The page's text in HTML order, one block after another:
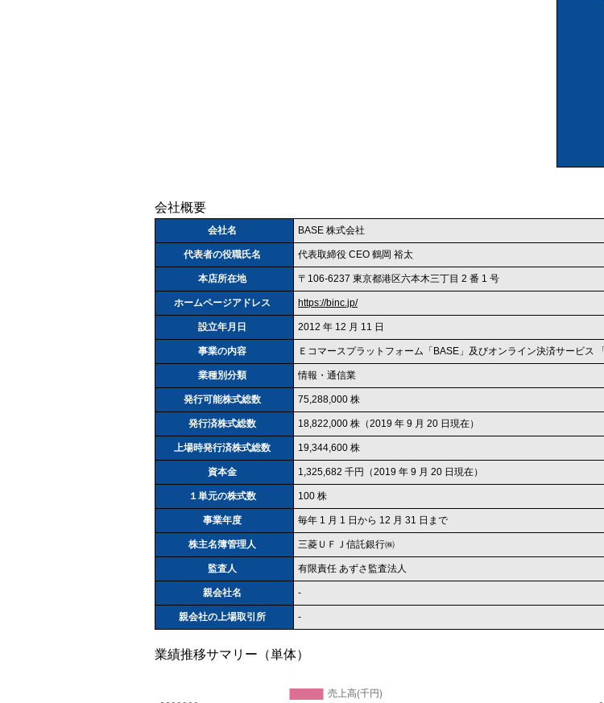
会社概要
会社名 BASE 株式会社
代表者の役職氏名 代表取締役 CEO 鶴岡 裕太
本店所在地 〒106‐6237 東京都港区六本木三丁目 2 番 1 号
ホームページアドレス https://binc.jp/
設立年月日 2012 年 12 月 11 日
事業の内容 Ｅコマースプラットフォーム「BASE」及びオンライン決済サービス
業種別分類 情報・通信業
発行可能株式総数 75,288,000 株
発行済株式総数 18,822,000 株（2019 年 9 月 20 日現在）
上場時発行済株式総数 19,344,600 株
資本金 1,325,682 千円（2019 年 9 月 20 日現在）
１単元の株式数 100 株
事業年度 毎年 1 月 1 日から 12 月 31 日まで
株主名簿管理人 三菱ＵＦＪ信託銀行㈱
監査人 有限責任 あずさ監査法人
親会社名 -
親会社の上場取引所 -
業績推移サマリー（単体）